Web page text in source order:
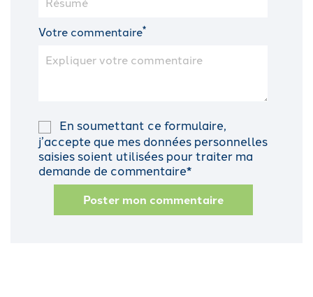
Votre commentaire*
En soumettant ce formulaire,
j’accepte que mes données personnelles
saisies soient utilisées pour traiter ma
demande de commentaire*
Poster mon commentaire